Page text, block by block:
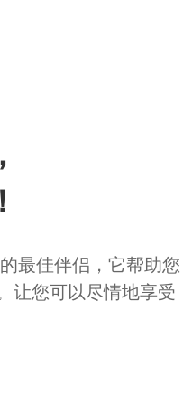
最佳伴侣，它帮助您
让您可以尽情地享受